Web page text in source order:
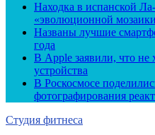
Находка в испанской
«эволюционной
Названы лучшие
года
В Apple заявили, что не
устройства
В Роскосмосе
фотографирования
Студия фитнеса